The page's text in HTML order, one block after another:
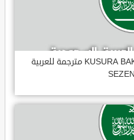
كلمات أغنية اعذرني التركية KUSURA BAKMA مترجمة للعربية